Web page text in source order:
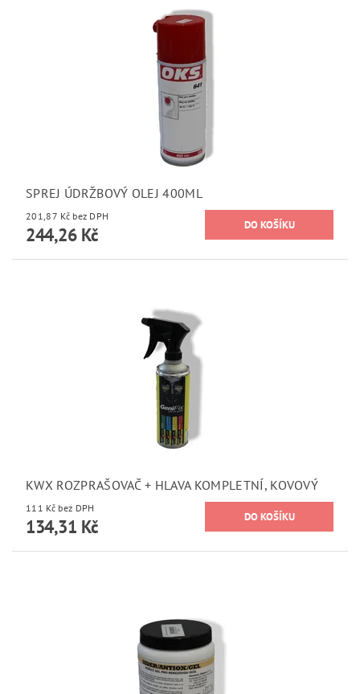
SPREJ ÚDRŽBOVÝ OLEJ 400ML
201,87 Kč bez DPH
244,26 Kč
KWX ROZPRAŠOVAČ + HLAVA KOMPLETNÍ, KOVOVÝ
111 Kč bez DPH
134,31 Kč